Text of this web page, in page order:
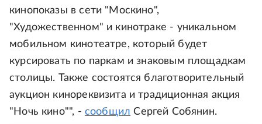
кинопоказы в сети "Москино",
"Художественном" и кинотраке - уникальном
мобильном кинотеатре, который будет
курсировать по паркам и знаковым площадкам
столицы. Также состоятся благотворительный
аукцион кинореквизита и традиционная акция
"Ночь кино"", - сообщил Сергей Собянин.